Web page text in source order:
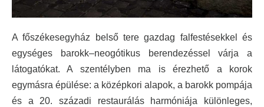
A főszékesegyház belső tere gazdag falfestésekkel és
egységes barokk–neogótikus berendezéssel várja a
látogatókat. A szentélyben ma is érezhető a korok
egymásra épülése: a középkori alapok, a barokk pompája
és a 20. századi restaurálás harmóniája különleges,